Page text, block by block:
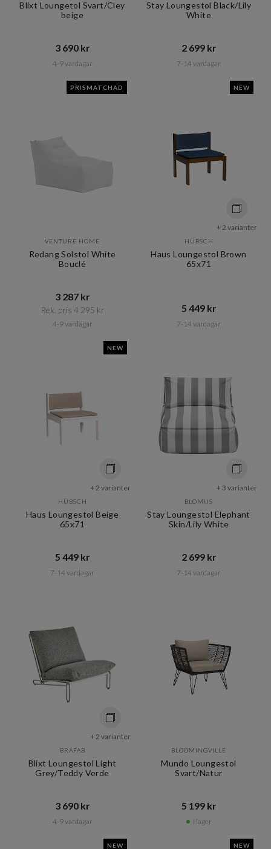
Blixt Loungetol Svart/Cley
beige
3 690 kr​​
4-9 vardagar
Stay Loungestol Black/Lily
White
2 699 kr​​
7-14 vardagar
PRISMATCHAD
VENTURE HOME
Redang Solstol White
Bouclé
3 287 kr​​
Rek. pris 4 295 kr​​
4-9 vardagar
NEW
+ 2 varianter
HÜBSCH
Haus Loungestol Brown
65x71
5 449 kr​​
7-14 vardagar
NEW
+ 2 varianter
HÜBSCH
Haus Loungestol Beige
65x71
5 449 kr​​
7-14 vardagar
+ 3 varianter
BLOMUS
Stay Loungestol Elephant
Skin/Lily White
2 699 kr​​
7-14 vardagar
+ 2 varianter
BRAFAB
Blixt Loungestol Light
Grey/Teddy Verde
3 690 kr​​
4-9 vardagar
BLOOMINGVILLE
Mundo Loungestol
Svart/Natur
5 199 kr​​
I lager
NEW NEW